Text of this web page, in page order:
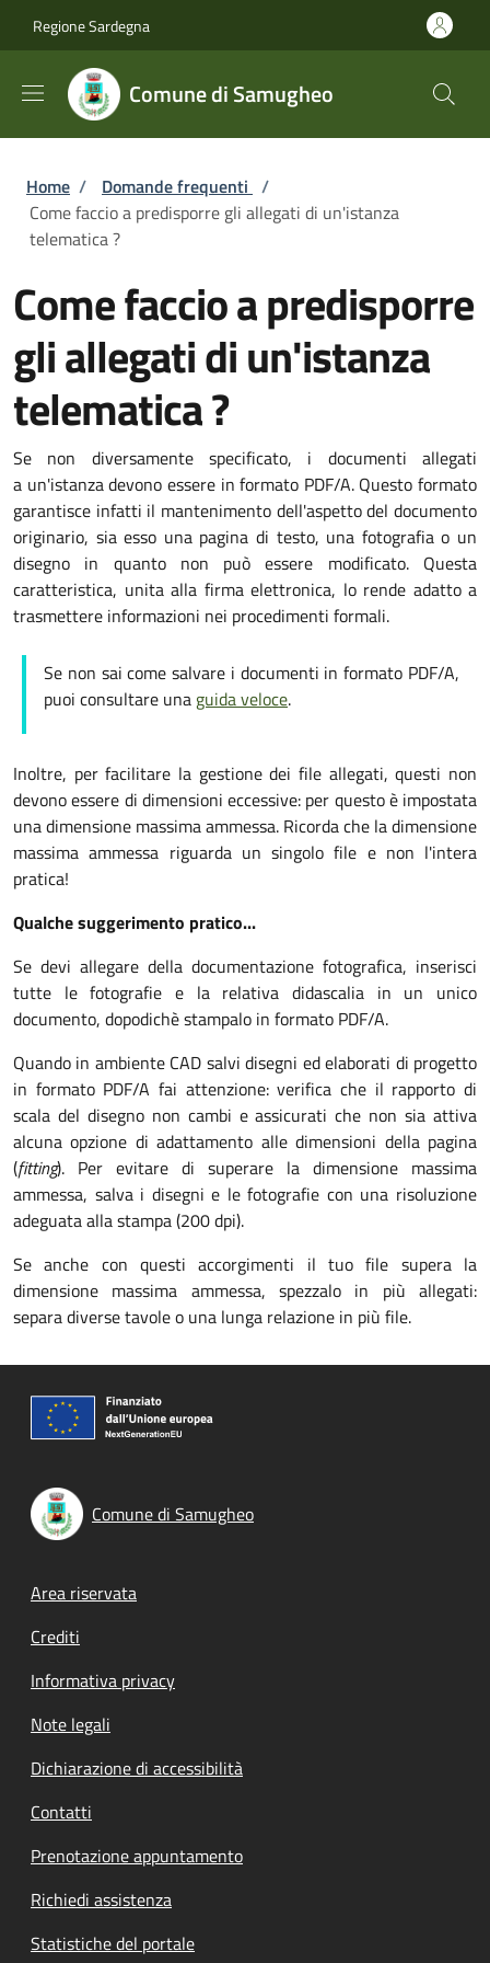
Regione Sardegna
Comune di Samugheo
Briciole di pane
Home / Domande frequenti /
Come faccio a predisporre gli allegati di un'istanza
telematica ?
Come faccio a predisporre
gli allegati di un'istanza
telematica ?
Se non diversamente specificato, i documenti allegati
a un'istanza devono essere in formato PDF/A. Questo formato
garantisce infatti il mantenimento dell'aspetto del documento
originario, sia esso una pagina di testo, una fotografia o un
disegno in quanto non può essere modificato. Questa
caratteristica, unita alla firma elettronica, lo rende adatto a
trasmettere informazioni nei procedimenti formali.
Se non sai come salvare i documenti in formato PDF/A,
puoi consultare una guida veloce.
Inoltre, per facilitare la gestione dei file allegati, questi non
devono essere di dimensioni eccessive: per questo è impostata
una dimensione massima ammessa. Ricorda che la dimensione
massima ammessa riguarda un singolo file e non l'intera
pratica!
Qualche suggerimento pratico...
Se devi allegare della documentazione fotografica, inserisci
tutte le fotografie e la relativa didascalia in un unico
documento, dopodichè stampalo in formato PDF/A.
Quando in ambiente CAD salvi disegni ed elaborati di progetto
in formato PDF/A fai attenzione: verifica che il rapporto di
scala del disegno non cambi e assicurati che non sia attiva
alcuna opzione di adattamento alle dimensioni della pagina
(fitting). Per evitare di superare la dimensione massima
ammessa, salva i disegni e le fotografie con una risoluzione
adeguata alla stampa (200 dpi).
Se anche con questi accorgimenti il tuo file supera la
dimensione massima ammessa, spezzalo in più allegati:
separa diverse tavole o una lunga relazione in più file.
Comune di Samugheo
Footer menu
Area riservata
Crediti
Informativa privacy
Note legali
Dichiarazione di accessibilità
Contatti
Prenotazione appuntamento
Richiedi assistenza
Statistiche del portale